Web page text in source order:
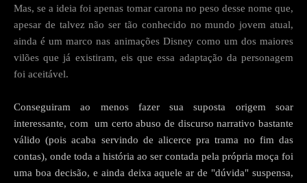
Mas, se a ideia foi apenas tomar carona no peso desse nome que,
apesar de talvez não ser tão conhecido no mundo jovem atual,
ainda é um marco nas animações Disney como um dos maiores
vilões que já existiram, eis que essa adaptação da personagem
foi aceitável.
Conseguiram ao menos fazer sua suposta origem soar
interessante, com um certo abuso de discurso narrativo bastante
válido (pois acaba servindo de alicerce pra trama no fim das
contas), onde toda a história ao ser contada pela própria moça foi
uma boa decisão, e ainda deixa aquele ar de "dúvida" suspensa,